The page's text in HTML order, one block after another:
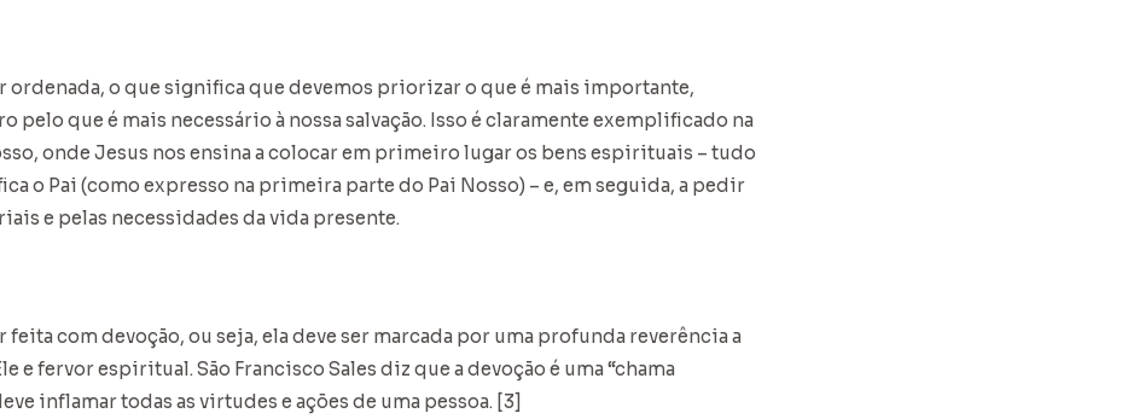
ordenada, o que significa que devemos priorizar o que é mais importante,
que é mais necessário à nossa salvação. Isso é claramente exemplificado na
onde Jesus nos ensina a colocar em primeiro lugar os bens espirituais – tudo
o Pai (como expresso na primeira parte do Pai Nosso) – e, em seguida, a pedir
e pelas necessidades da vida presente.
feita com devoção, ou seja, ela deve ser marcada por uma profunda reverência a
e fervor espiritual. São Francisco Sales diz que a devoção é uma “chama
inflamar todas as virtudes e ações de uma pessoa. [3]